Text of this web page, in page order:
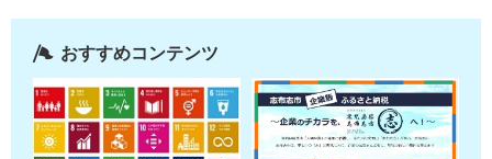
おすすめコンテンツ